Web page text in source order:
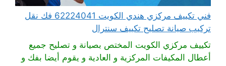
فني تكييف مركزي هندي الكويت 62224041 فك نقل
تركيب صيانة تصليح تكييف سنترال
تكييف مركزي الكويت المختص بصيانة و تصليح جميع
أعطال المكيفات المركزية و العادية و يقوم أيضا بفك و